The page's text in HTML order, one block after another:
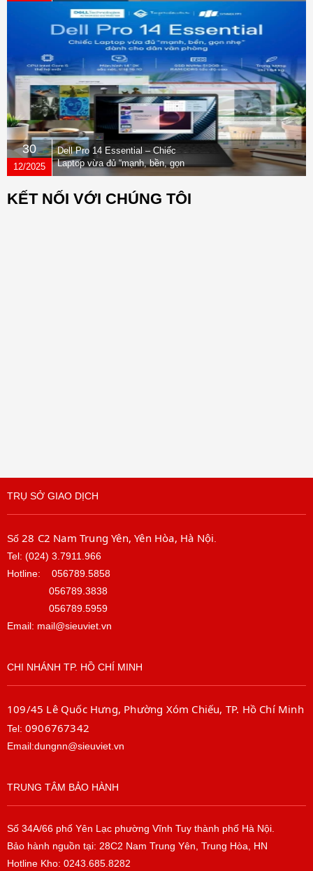
30
12/2025
Dell Pro 14 Essential – Chiếc
Laptop vừa đủ “mạnh, bền, gọn
nhẹ” dành cho dân văn phòng
KẾT NỐI VỚI CHÚNG TÔI
TRỤ SỞ GIAO DỊCH
Số 28 C2 Nam Trung Yên, Yên Hòa, Hà Nội
Tel: (024) 3.7911.966
Hotline: 056789.5858
056789.3838
056789.5959
Email: mail@sieuviet.vn
CHI NHÁNH TP. HỒ CHÍ MINH
109/45 Lê Quốc Hưng, Phường Xóm Chiếu, TP. Hồ Chí Minh
Tel: 0906767342
Email:dungnn@sieuviet.vn
TRUNG TÂM BẢO HÀNH
Số 34A/66 phố Yên Lạc phường Vĩnh Tuy thành phố Hà Nội.
Bảo hành nguồn tại: 28C2 Nam Trung Yên, Trung Hòa, HN
Hotline Kho: 0243.685.8282